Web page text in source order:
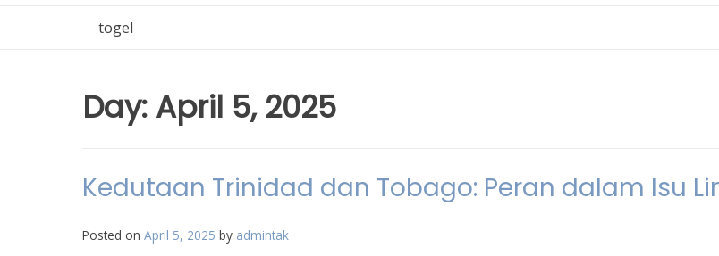
togel
Day: April 5, 2025
Kedutaan Trinidad dan Tobago: Peran dalam Isu
Posted on April 5, 2025 by admintak